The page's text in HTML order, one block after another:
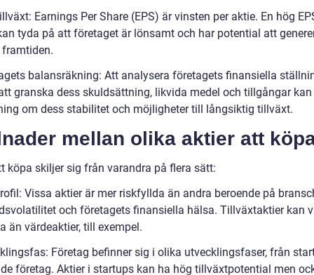
Earnings Per Share (EPS) är vinsten per aktie. En hög
tyda på att företaget är lönsamt och har potential att
balansräkning: Att analysera företagets finansiella
granska dess skuldsättning, likvida medel och tillgångar kan
om dess stabilitet och möjligheter till långsiktig tillväxt.
mellan olika aktier att
köpa skiljer sig från varandra på flera sätt:
Vissa aktier är mer riskfyllda än andra beroende på
och företagets finansiella hälsa. Tillväxtaktier kan
än värdeaktier, till exempel.
Företag befinner sig i olika utvecklingsfaser, från
företag. Aktier i startups kan ha hög tillväxtpotential men